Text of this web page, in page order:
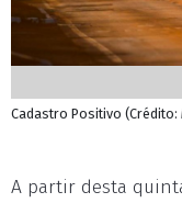
Cadastro Positivo (Crédito:
A partir desta